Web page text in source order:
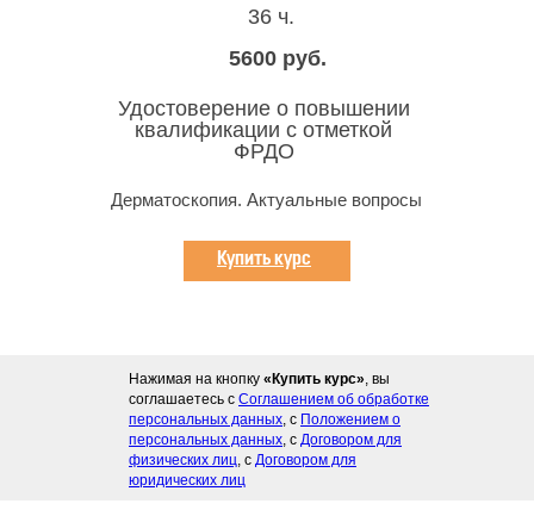
Дерматоскопия. Актуальные вопросы
Удостоверение о повышении
квалификации с отметкой
ФРДО
36 ч.
5600 руб.
Купить курс
Нажимая на кнопку «Купить курс», вы
соглашаетесь с Соглашением об обработке
персональных данных, с Положением о
персональных данных, с Договором для
физических лиц, с Договором для
юридических лиц